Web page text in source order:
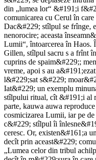
din „lumea lor“ &#191;i
comunicarea cu Cerul în
Dac&#229; stîlpul se frînge,
nenorocire; aceasta
Lumii“, întoarcerea în Haos.
Gillen, stîlpul sacru s a frînt
cuprins de spaim&#229;;
vreme, apoi s au
l&#229;sat s&#229;
Iat&#229; un exemplu
stîlpului ritual, cît &#191;i al
parte, kauwa auwa
cosmicizarea Lumii, iar pe
c&#229; stîlpul îi
ceresc. Or, existen&#161;a
decît prin aceast&#229;
„Lumea celor din tribul